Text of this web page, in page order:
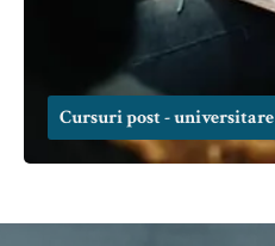
Cursuri post - universitare